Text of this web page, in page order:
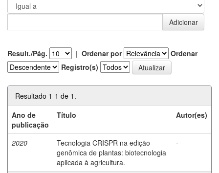
Result./Pág. | Ordenar por
Ordenar
Registro(s)
Resultado 1-1 de 1.
Ano de
publicação
Título Autor(es)
2020
Tecnologia CRISPR na edição
genômica de plantas: biotecnologia
aplicada à agricultura.
-